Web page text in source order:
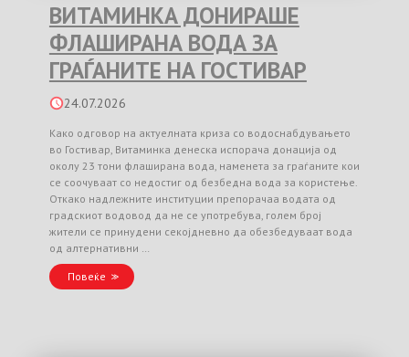
ВИТАМИНКА ДОНИРАШЕ
ФЛАШИРАНА ВОДА ЗА
ГРАЃАНИТЕ НА ГОСТИВАР
24.07.2026
Како одговор на актуелната криза со водоснабдувањето
во Гостивар, Витаминка денеска испорача донација од
околу 23 тони флаширана вода, наменета за граѓаните кои
се соочуваат со недостиг од безбедна вода за користење.
Откако надлежните институции препорачаа водата од
градскиот водовод да не се употребува, голем број
жители се принудени секојдневно да обезбедуваат вода
од алтернативни …
Повеќе